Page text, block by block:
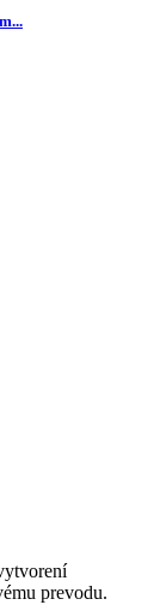
prevodu.